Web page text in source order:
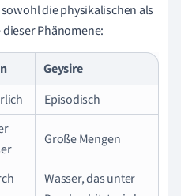
die physikalischen als
Phänomene:
Geysire
Episodisch
Große Mengen
Wasser, das unter